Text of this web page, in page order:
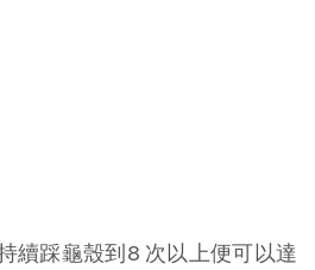
續踩龜殼到8 次以上便可以達